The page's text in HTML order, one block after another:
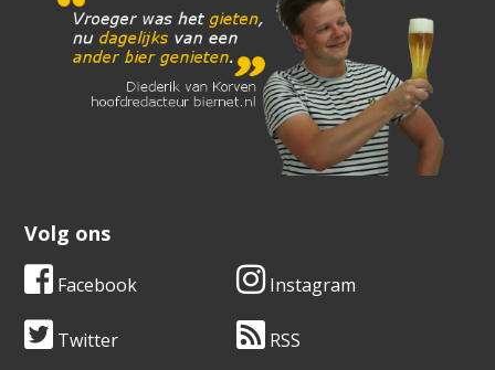
Volg ons
Facebook Instagram
Twitter RSS